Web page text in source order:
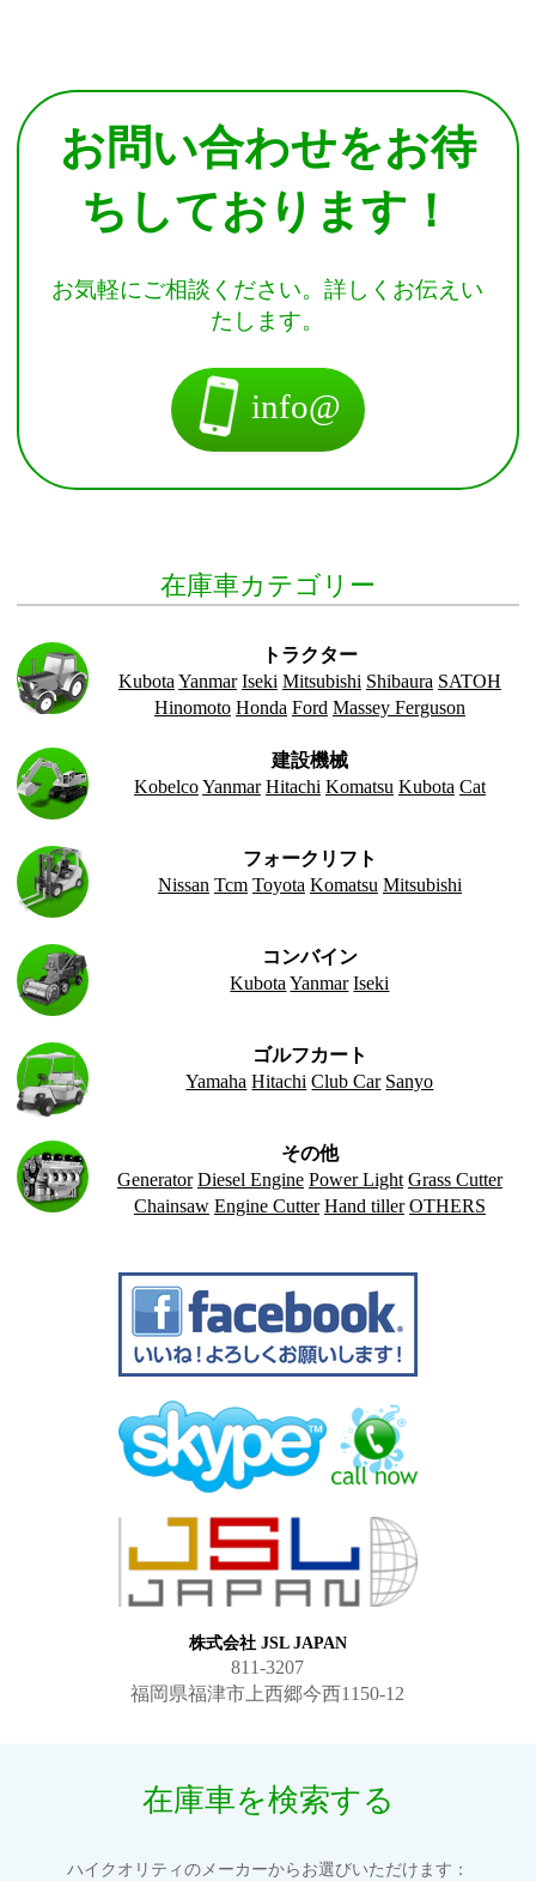
お問い合わせをお待
ちしております！
お気軽にご相談ください。詳しくお伝えい
たします。
info@
在庫車カテゴリー
トラクター
Kubota Yanmar Iseki Mitsubishi Shibaura SATOH
Hinomoto Honda Ford Massey Ferguson
建設機械
KobelcoYanmar Hitachi Komatsu Kubota Cat
フォークリフト
Nissan Tcm Toyota Komatsu Mitsubishi
コンバイン
Kubota Yanmar Iseki
ゴルフカート
Yamaha Hitachi Club Car Sanyo
その他
Generator Diesel Engine Power Light Grass Cutter
Chainsaw Engine Cutter Hand tiller OTHERS
株式会社 JSL JAPAN
811-3207
福岡県福津市上西郷今西1150-12
在庫車を検索する
ハイクオリティのメーカーからお選びいただけます：